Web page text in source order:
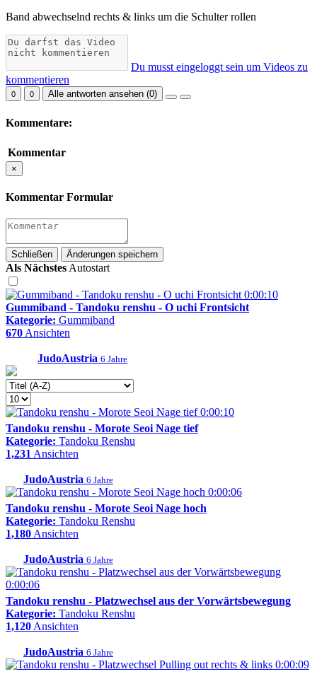
Band abwechselnd rechts & links um die Schulter rollen
Du musst eingeloggt sein um Videos zu
kommentieren
0 0 Alle antworten ansehen (0)
Kommentare:
Kommentar
×
Kommentar Formular
Schließen Änderungen speichern
Als NächstesAutostart
0:00:10
Gummiband - Tandoku renshu - O uchi Frontsicht
Kategorie: Gummiband
670Ansichten
JudoAustria 6 Jahre
0:00:10
Tandoku renshu - Morote Seoi Nage tief
Kategorie: Tandoku Renshu
1,231Ansichten
JudoAustria 6 Jahre
0:00:06
Tandoku renshu - Morote Seoi Nage hoch
Kategorie: Tandoku Renshu
1,180Ansichten
JudoAustria 6 Jahre
0:00:06
Tandoku renshu - Platzwechsel aus der Vorwärtsbewegung
Kategorie: Tandoku Renshu
1,120Ansichten
JudoAustria 6 Jahre
0:00:09